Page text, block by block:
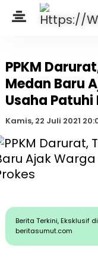
PPKM
Medan Baru
Usaha Patuhi
Kamis, 22 Juli 2021
Berita Terkini, Eksklusif
beritasumut.com